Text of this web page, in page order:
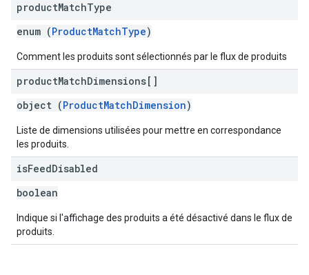
productMatchType
enum (ProductMatchType)
Comment les produits sont sélectionnés par le flux de produits
productMatchDimensions[]
object (ProductMatchDimension)
Liste de dimensions utilisées pour mettre en correspondance
les produits.
isFeedDisabled
boolean
Indique si l'affichage des produits a été désactivé dans le flux de
produits.